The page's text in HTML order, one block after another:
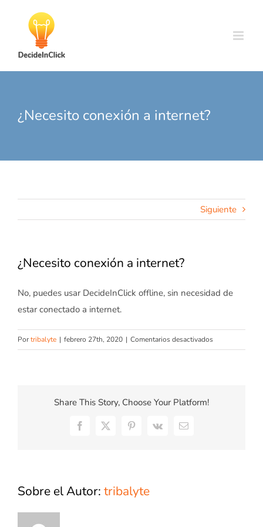
¿Necesito conexión a internet?
Siguiente
¿Necesito conexión a internet?
No, puedes usar DecideInClick offline, sin necesidad de
estar conectado a internet.
Portribalyte | febrero 27th, 2020 | Comentarios desactivadosen
¿Necesito
Share This Story, Choose Your Platform!
Facebook
X Pinterest
Vk
Correo
Sobre el Autor: tribalyte